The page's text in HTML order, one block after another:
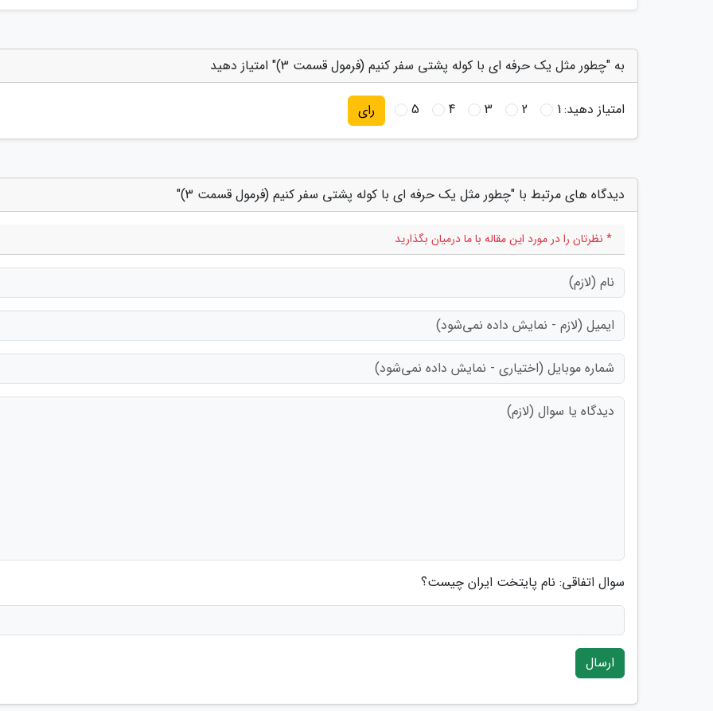
به "چطور مثل یک حرفه ای با کوله پشتی سفر کنیم (فرمول قسمت 3)" امتیاز دهید
امتیاز دهید:1
2
3
4
5 رای
دیدگاه های مرتبط با "چطور مثل یک حرفه ای با کوله پشتی سفر کنیم (فرمول قسمت 3)"
* نظرتان را در مورد این مقاله با ما درمیان بگذارید
سوال اتفاقی: نام پایتخت ایران چیست؟
ارسال